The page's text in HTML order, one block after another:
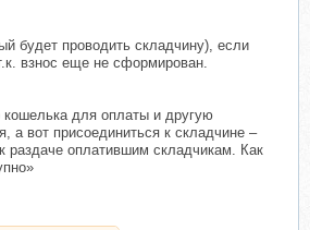
будет проводить складчину), если
взнос еще не сформирован.
кошелька для оплаты и другую
а вот присоединиться к складчине –
раздаче оплатившим складчикам. Как